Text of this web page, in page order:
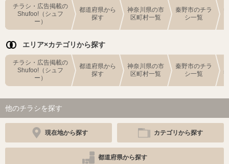
チラシ・広告掲載の
Shufoo!（シュフ
ー）
都道府県から
探す
神奈川県の市
区町村一覧
秦野市のチラ
シ一覧
エリア×カテゴリから探す
チラシ・広告掲載の
Shufoo!（シュフ
ー）
都道府県から
探す
神奈川県の市
区町村一覧
秦野市のチラ
シ一覧
他のチラシを探す
現在地から探す カテゴリから探す
都道府県から探す